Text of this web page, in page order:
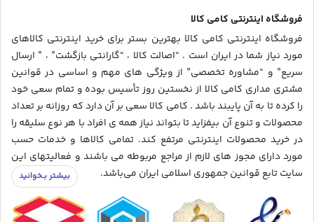
فروشگاه اینترنتی کامی کالا
فروشگاه اینترنتی کامی کالا بهترین بستر برای خرید اینترنتی کالاهای
مورد نیاز شما در ایران است . “اصالت کالا ، “گارانتی بازگشت” ، ” ارسال
سریع” و “مشاوره تخصصی” از ویژگی های مهم و اساسی در قوانین
مشتری مداری کامی کالا از نخستین روز تأسیس بوده و تمام سعی خود
را کرده تا به آن پایبند باشد . کامی کالا سعی بر آن دارد که روزانه بر تعداد
محصولات و تنوع آن بیفزاید تا بتواند نیاز همه ی افراد با هر نوع سلیقه را
در خرید محصولات اینترنتی مرتفع کند. تمامی کالاها و خدمات حسب
مورد دارای مجوز های لازم از مراجع مربوطه می باشند و فعالیتهای این
سایت تابع قوانین جمهوری اسلامی ایران می‌باشد.